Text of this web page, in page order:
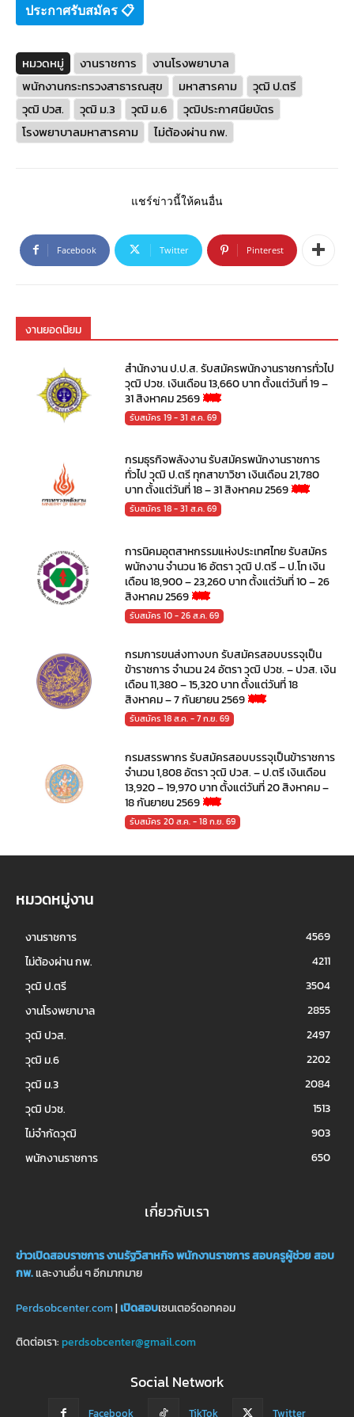
ประกาศรับสมัคร 📋
หมวดหมู่ งานราชการ
งานโรงพยาบาล
พนักงานกระทรวงสาธารณสุข
มหาสารคาม
วุฒิ ป.ตรี
วุฒิ ปวส.
วุฒิ ม.3 วุฒิ ม.6
วุฒิประกาศนียบัตร
โรงพยาบาลมหาสารคาม
ไม่ต้องผ่าน กพ.
แชร์ข่าวนี้ให้คนอื่น
Facebook Twitter Pinterest
งานยอดนิยม
สำนักงาน ป.ป.ส. รับสมัครพนักงานราชการทั่วไป
วุฒิ ปวช. เงินเดือน 13,660 บาท ตั้งแต่วันที่ 19 –
31 สิงหาคม 2569
รับสมัคร 19 - 31 ส.ค. 69
กรมธุรกิจพลังงาน รับสมัครพนักงานราชการ
ทั่วไป วุฒิ ป.ตรี ทุกสาขาวิชา เงินเดือน 21,780
บาท ตั้งแต่วันที่ 18 – 31 สิงหาคม 2569
รับสมัคร 18 - 31 ส.ค. 69
การนิคมอุตสาหกรรมแห่งประเทศไทย รับสมัคร
พนักงาน จำนวน 16 อัตรา วุฒิ ป.ตรี – ป.โท เงิน
เดือน 18,900 – 23,260 บาท ตั้งแต่วันที่ 10 – 26
สิงหาคม 2569
รับสมัคร 10 - 26 ส.ค. 69
กรมการขนส่งทางบก รับสมัครสอบบรรจุเป็น
ข้าราชการ จำนวน 24 อัตรา วุฒิ ปวช. – ปวส. เงิน
เดือน 11,380 – 15,320 บาท ตั้งแต่วันที่ 18
สิงหาคม – 7 กันยายน 2569
รับสมัคร 18 ส.ค. - 7 ก.ย. 69
กรมสรรพากร รับสมัครสอบบรรจุเป็นข้าราชการ
จำนวน 1,808 อัตรา วุฒิ ปวส. – ป.ตรี เงินเดือน
13,920 – 19,970 บาท ตั้งแต่วันที่ 20 สิงหาคม –
18 กันยายน 2569
รับสมัคร 20 ส.ค. - 18 ก.ย. 69
หมวดหมู่งาน
งานราชการ
4569
ไม่ต้องผ่าน กพ.
4211
วุฒิ ป.ตรี
3504
งานโรงพยาบาล
2855
วุฒิ ปวส.
2497
วุฒิ ม.6
2202
วุฒิ ม.3
2084
วุฒิ ปวช.
1513
ไม่จำกัดวุฒิ
903
พนักงานราชการ
650
เกี่ยวกับเรา
ข่าวเปิดสอบราชการงานรัฐวิสาหกิจพนักงานราชการสอบครูผู้ช่วยสอบ
กพ.และงานอื่น ๆ อีกมากมาย
Perdsobcenter.com|เปิดสอบเซนเตอร์ดอทคอม
ติดต่อเรา: perdsobcenter@gmail.com
Social Network
Facebook TikTok Twitter